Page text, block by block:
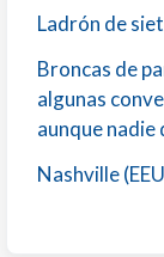
Ladrón de
Broncas de
algunas
aunque nadie
Nashville